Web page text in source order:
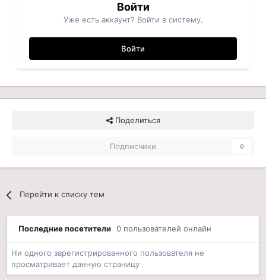
Войти
Уже есть аккаунт? Войти в систему.
Войти
Поделиться
Подписчики 0
Перейти к списку тем
Последние посетители 0 пользователей онлайн
Ни одного зарегистрированного пользователя не
просматривает данную страницу